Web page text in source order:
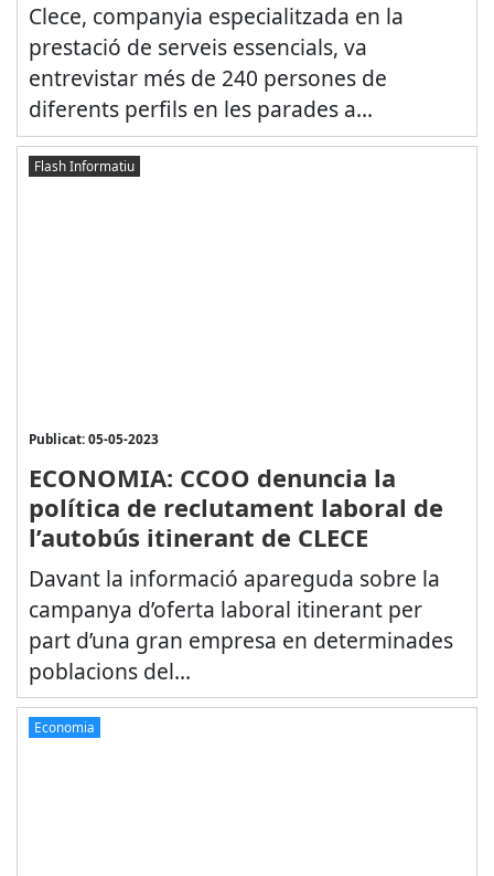
Clece, companyia especialitzada en la
prestació de serveis essencials, va
entrevistar més de 240 persones de
diferents perfils en les parades a...
Flash Informatiu
Publicat: 05-05-2023
ECONOMIA: CCOO denuncia la
política de reclutament laboral de
l’autobús itinerant de CLECE
Davant la informació apareguda sobre la
campanya d’oferta laboral itinerant per
part d’una gran empresa en determinades
poblacions del...
Economia